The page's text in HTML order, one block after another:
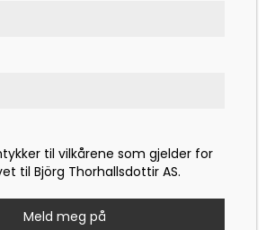
til vilkårene som gjelder for
til Björg Thorhallsdottir AS.
Meld meg på